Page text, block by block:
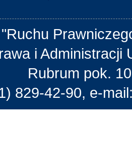
i Administracji
Rubrum pok.
829-42-90, e-